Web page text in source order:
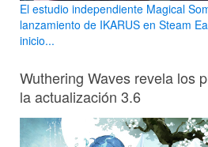
El estudio independiente Magical
lanzamiento de IKARUS en Steam
inicio...
Wuthering Waves revela los
la actualización 3.6